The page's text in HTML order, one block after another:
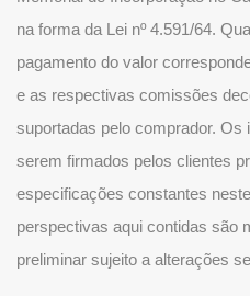
na forma da Lei nº 4.591/64.
pagamento do valor
e as respectivas comissões
suportadas pelo comprador.
serem firmados pelos clientes
especificações constantes
perspectivas aqui contidas são
preliminar sujeito a alterações